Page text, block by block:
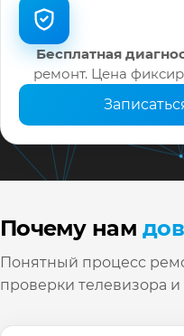
Бесплатная
ремонт. Цена
Почему нам
Понятный процесс
проверки телевизора